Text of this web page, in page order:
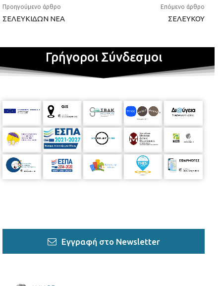
Προηγούμενο άρθρο
ΣΕΛΕΥΚΙΔΩΝ ΝΕΑ
Επόμενο άρθρο
ΣΕΛΕΥΚΟΥ
Γρήγοροι Σύνδεσμοι
Εγγραφή στο Newsletter